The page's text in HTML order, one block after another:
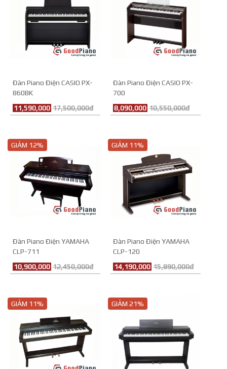
Đàn Piano Điện CASIO PX-
860BK
11,590,000 17,500,000đ
Đàn Piano Điện CASIO PX-
700
8,090,000 10,550,000đ
GIẢM 12%
Đàn Piano Điện YAMAHA
CLP-711
10,900,000 12,450,000đ
GIẢM 11%
Đàn Piano Điện YAMAHA
CLP-120
14,190,000 15,890,000đ
GIẢM 11% GIẢM 21%